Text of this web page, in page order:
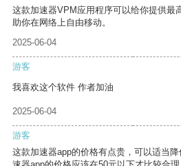
这款加速器VPM应用程序可以给你提供最
助你在网络上自由移动。
2025-06-04
游客
我喜欢这个软件 作者加油
2025-06-04
游客
这款加速器app的价格有点贵，可以适当